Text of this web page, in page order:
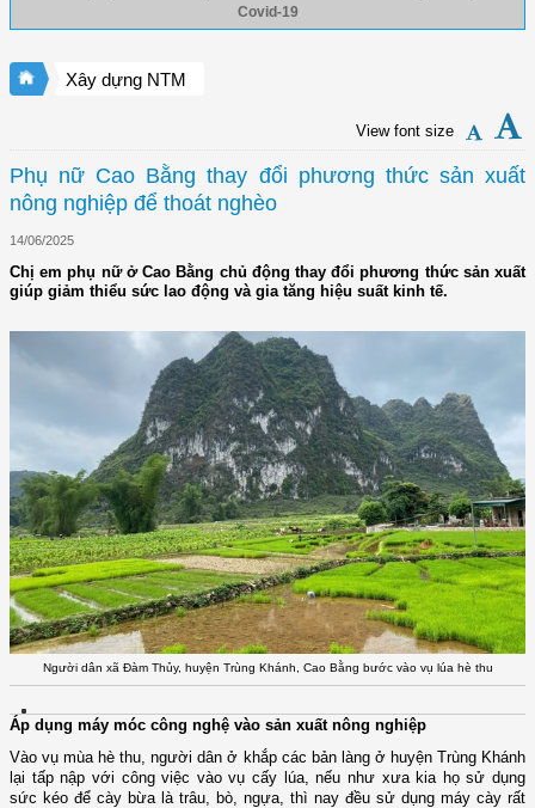
Covid-19
Xây dựng NTM
View font size
Phụ nữ Cao Bằng thay đổi phương thức sản xuất
nông nghiệp để thoát nghèo
14/06/2025
Chị em phụ nữ ở Cao Bằng chủ động thay đổi phương thức sản xuất
giúp giảm thiểu sức lao động và gia tăng hiệu suất kinh tế.
Người dân xã Đàm Thủy, huyện Trùng Khánh, Cao Bằng bước vào vụ lúa hè thu
Áp dụng máy móc công nghệ vào sản xuất nông nghiệp
Vào vụ mùa hè thu, người dân ở khắp các bản làng ở huyện Trùng Khánh
lại tấp nập với công việc vào vụ cấy lúa, nếu như xưa kia họ sử dụng
sức kéo để cày bừa là trâu, bò, ngựa, thì nay đều sử dụng máy cày rất